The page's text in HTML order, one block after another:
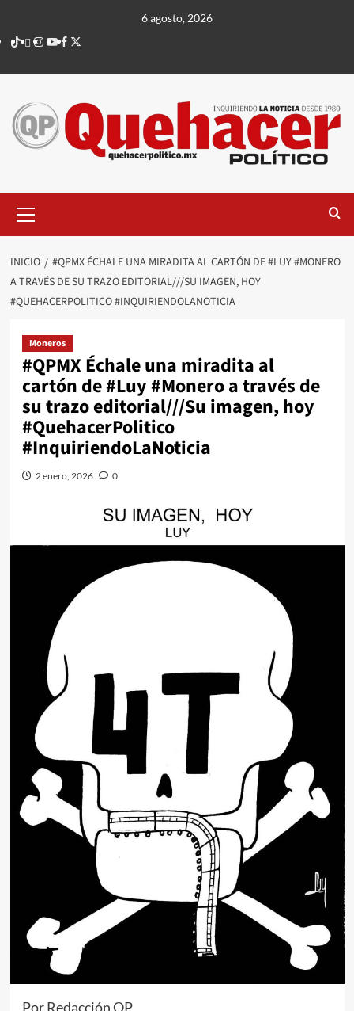
contenido
6 agosto, 2026
TikTok
threads
Instagram
Youtube
Facebook
X
principal
INICIO
#QPMX ÉCHALE UNA MIRADITA AL CARTÓN DE #LUY #MONERO
A TRAVÉS DE SU TRAZO EDITORIAL///SU IMAGEN, HOY
#QUEHACERPOLITICO #INQUIRIENDOLANOTICIA
Moneros
#QPMX Échale una miradita al
cartón de #Luy #Monero a través de
su trazo editorial///Su imagen, hoy
#QuehacerPolitico
#InquiriendoLaNoticia
2 enero, 2026 0
Por Redacción QP